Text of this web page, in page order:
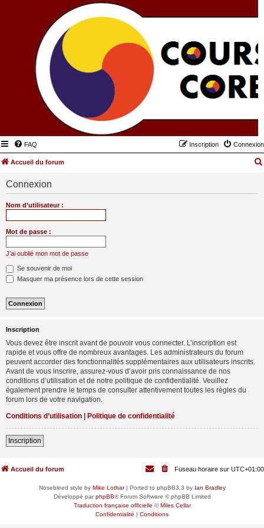
FAQ Connexion
Inscription
Accueil du forum
Connexion
Nom d’utilisateur :
Mot de passe :
J’ai oublié mon mot de passe
Se souvenir de moi
Masquer ma présence lors de cette session
Inscription
Vous devez être inscrit avant de pouvoir vous connecter. L’inscription est
rapide et vous offre de nombreux avantages. Les administrateurs du forum
peuvent accorder des fonctionnalités supplémentaires aux utilisateurs inscrits.
Avant de vous inscrire, assurez-vous d’avoir pris connaissance de nos
conditions d’utilisation et de notre politique de confidentialité. Veuillez
également prendre le temps de consulter attentivement toutes les règles du
forum lors de votre navigation.
Conditions d’utilisation | Politique de confidentialité
Inscription
Accueil du forum Fuseau horaire sur UTC+01:00
Nosebleed style by Mike Lothar| Ported to phpBB3.3 by Ian Bradley
Développé parphpBB® Forum Software © phpBB Limited
Traduction française officielle ©Miles Cellar
Confidentialité | Conditions